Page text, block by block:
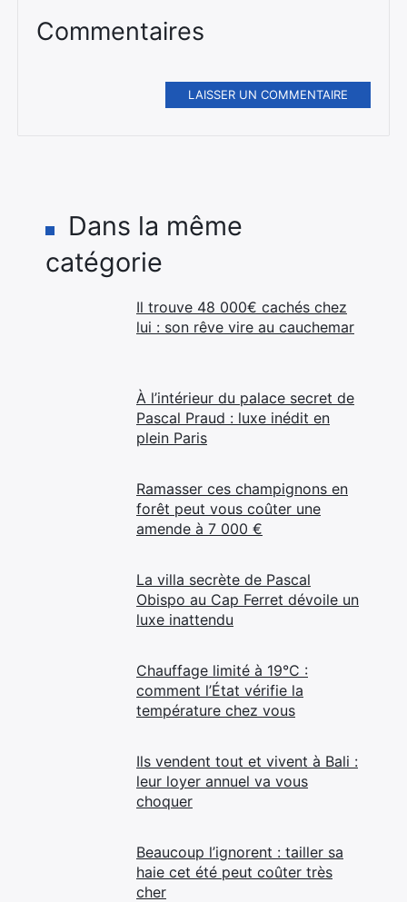
Commentaires
LAISSER UN COMMENTAIRE
Dans la même
catégorie
Il trouve 48 000€ cachés chez
lui : son rêve vire au cauchemar
À l’intérieur du palace secret de
Pascal Praud : luxe inédit en
plein Paris
Ramasser ces champignons en
forêt peut vous coûter une
amende à 7 000 €
La villa secrète de Pascal
Obispo au Cap Ferret dévoile un
luxe inattendu
Chauffage limité à 19°C :
comment l’État vérifie la
température chez vous
Ils vendent tout et vivent à Bali :
leur loyer annuel va vous
choquer
Beaucoup l’ignorent : tailler sa
haie cet été peut coûter très
cher